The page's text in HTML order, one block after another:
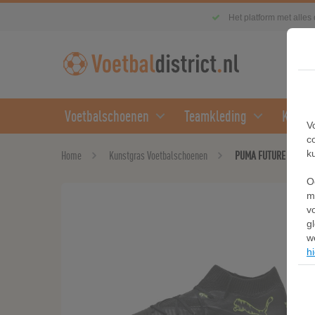
Het platform met
Voetbalschoenen Teamkleding
Home Kunstgras Voetbalschoenen PUMA FUTURE 8